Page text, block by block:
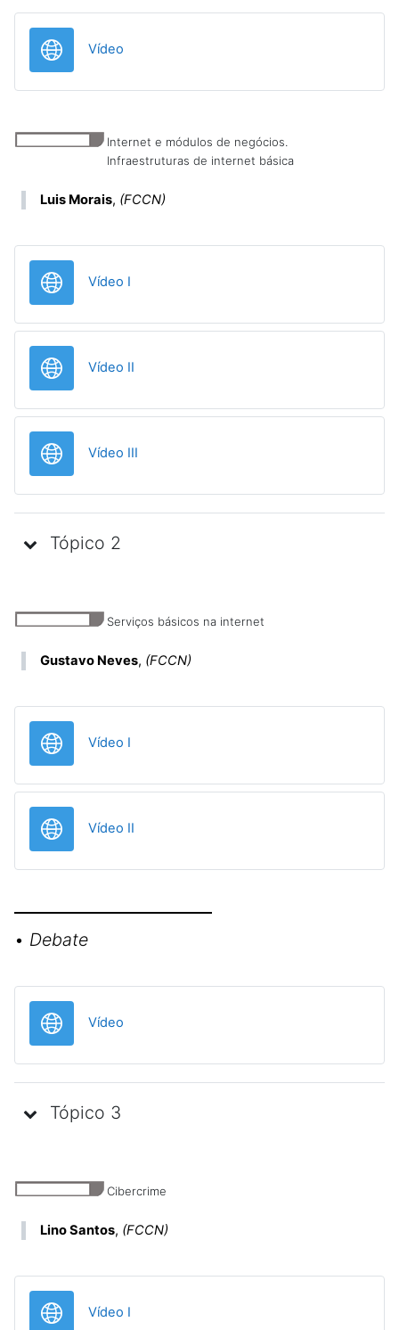
Vídeo
Internet e módulos de negócios.
Infraestruturas de internet básica
Luis Morais, (FCCN)
Vídeo I
Vídeo II
Vídeo III
Tópico 2
Serviços básicos na internet
Gustavo Neves, (FCCN)
Vídeo I
Vídeo II
• Debate
Vídeo
Tópico 3
Cibercrime
Lino Santos, (FCCN)
Vídeo I